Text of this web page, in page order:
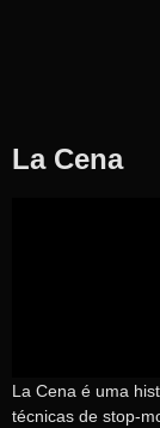
La Cena
La Cena é uma
técnicas de stop-